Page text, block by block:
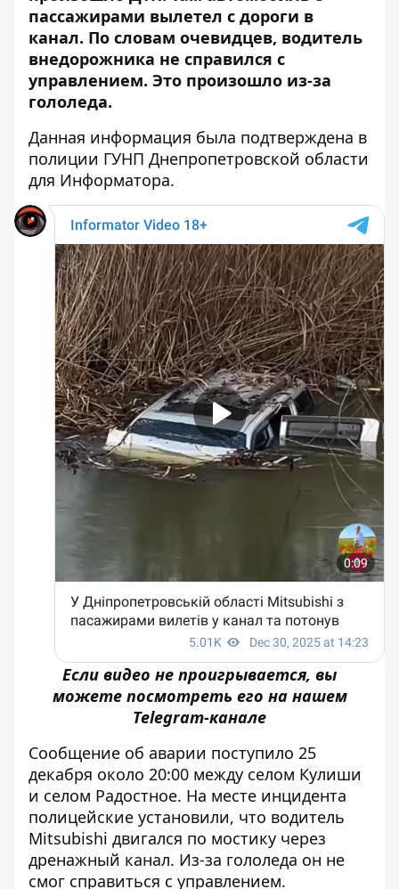
пассажирами вылетел с дороги в
канал. По словам очевидцев, водитель
внедорожника не справился с
управлением. Это произошло из-за
гололеда.
Данная информация была подтверждена в
полиции ГУНП Днепропетровской области
для Информатора.
Если видео не проигрывается, вы
можете посмотреть его на нашем
Telegram-канале
Сообщение об аварии поступило 25
декабря около 20:00 между селом Кулиши
и селом Радостное. На месте инцидента
полицейские установили, что водитель
Mitsubishi двигался по мостику через
дренажный канал. Из-за гололеда он не
смог справиться с управлением.